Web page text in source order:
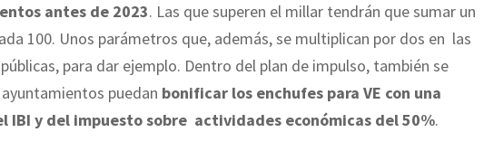
antes de 2023. Las que superen el millar tendrán que sumar un
100. Unos parámetros que, además, se multiplican por dos en las
para dar ejemplo. Dentro del plan de impulso, también se
puedan bonificar los enchufes para VE con una
IBI y del impuesto sobre actividades económicas del 50%.